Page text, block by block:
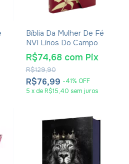
Bíblia Da Mulher De Fé
NVI Lírios Do Campo
R$76,99 -41% OFF
R$129,90
R$74,68 com Pix
5 x de R$15,40 sem juros